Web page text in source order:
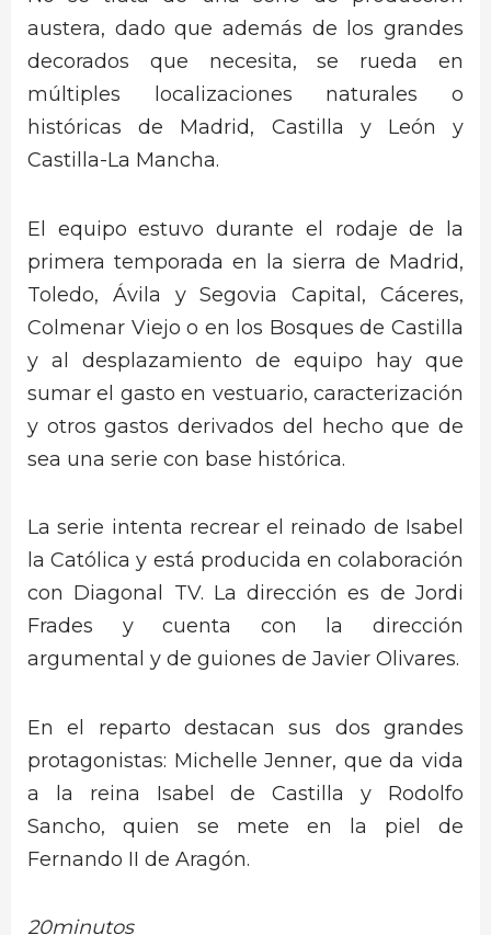
austera, dado que además de los grandes
decorados que necesita, se rueda en
múltiples localizaciones naturales o
históricas de Madrid, Castilla y León y
Castilla-La Mancha.
El equipo estuvo durante el rodaje de la
primera temporada en la sierra de Madrid,
Toledo, Ávila y Segovia Capital, Cáceres,
Colmenar Viejo o en los Bosques de Castilla
y al desplazamiento de equipo hay que
sumar el gasto en vestuario, caracterización
y otros gastos derivados del hecho que de
sea una serie con base histórica.
La serie intenta recrear el reinado de Isabel
la Católica y está producida en colaboración
con Diagonal TV. La dirección es de Jordi
Frades y cuenta con la dirección
argumental y de guiones de Javier Olivares.
En el reparto destacan sus dos grandes
protagonistas: Michelle Jenner, que da vida
a la reina Isabel de Castilla y Rodolfo
Sancho, quien se mete en la piel de
Fernando II de Aragón.
20minutos